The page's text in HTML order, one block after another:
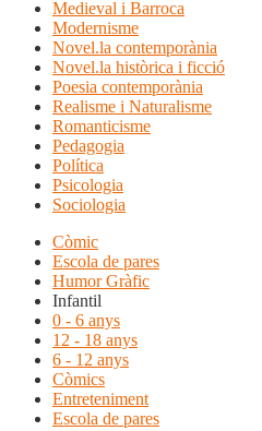
Medieval i Barroca
Modernisme
Novel.la contemporània
Novel.la històrica i ficció
Poesia contemporània
Realisme i Naturalisme
Romanticisme
Pedagogia
Política
Psicologia
Sociologia
Còmic
Escola de pares
Humor Gràfic
Infantil
0 - 6 anys
12 - 18 anys
6 - 12 anys
Còmics
Entreteniment
Escola de pares